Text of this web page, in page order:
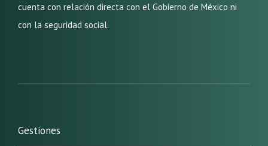
cuenta con relación directa con el Gobierno de México ni
con la seguridad social.
Gestiones